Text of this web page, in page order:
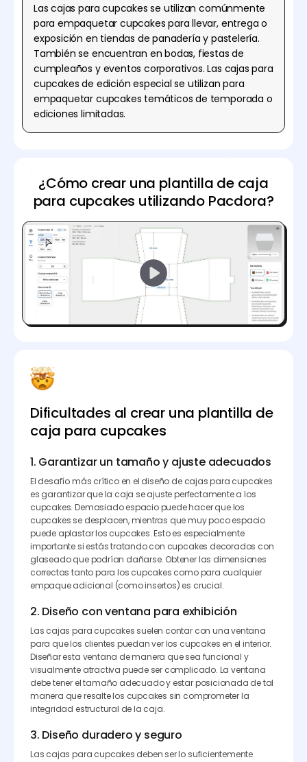
Las cajas para cupcakes se utilizan comúnmente
para empaquetar cupcakes para llevar, entrega o
exposición en tiendas de panadería y pastelería.
También se encuentran en bodas, fiestas de
cumpleaños y eventos corporativos. Las cajas para
cupcakes de edición especial se utilizan para
empaquetar cupcakes temáticos de temporada o
ediciones limitadas.
¿Cómo crear una plantilla de caja
para cupcakes utilizando Pacdora?
Dificultades al crear una plantilla de
caja para cupcakes
1. Garantizar un tamaño y ajuste adecuados
El desafío más crítico en el diseño de cajas para cupcakes
es garantizar que la caja se ajuste perfectamente a los
cupcakes. Demasiado espacio puede hacer que los
cupcakes se desplacen, mientras que muy poco espacio
puede aplastar los cupcakes. Esto es especialmente
importante si estás tratando con cupcakes decorados con
glaseado que podrían dañarse. Obtener las dimensiones
correctas tanto para los cupcakes como para cualquier
empaque adicional (como insertos) es crucial.
2. Diseño con ventana para exhibición
Las cajas para cupcakes suelen contar con una ventana
para que los clientes puedan ver los cupcakes en el interior.
Diseñar esta ventana de manera que sea funcional y
visualmente atractiva puede ser complicado. La ventana
debe tener el tamaño adecuado y estar posicionada de tal
manera que resalte los cupcakes sin comprometer la
integridad estructural de la caja.
3. Diseño duradero y seguro
Las cajas para cupcakes deben ser lo suficientemente